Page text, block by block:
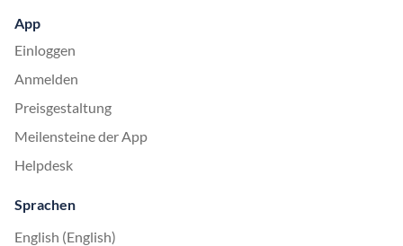
App
Einloggen
Anmelden
Preisgestaltung
Meilensteine der App
Helpdesk
Sprachen
English (English)